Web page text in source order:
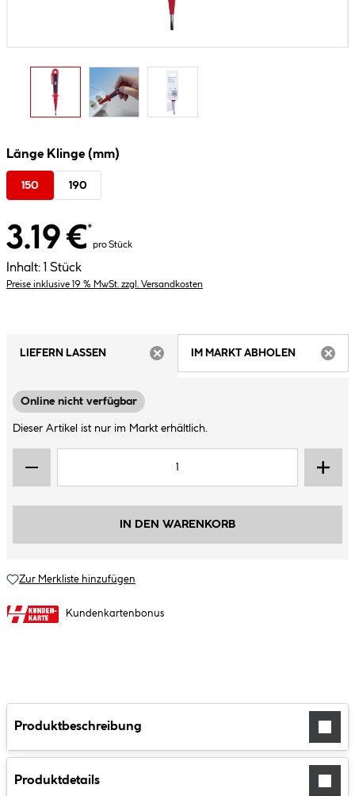
Länge Klinge (mm)
150 190
3.19 €*
pro Stück
Inhalt: 1 Stück
Preise inklusive 19 % MwSt. zzgl. Versandkosten
LIEFERN LASSEN
IM MARKT ABHOLEN
Online nicht verfügbar
Dieser Artikel ist nur im Markt erhältlich.
IN DEN WARENKORB
Zur Merkliste hinzufügen
Kundenkartenbonus
Produktbeschreibung
Produktdetails